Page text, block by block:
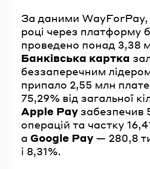
За даними WayForPay,
році через платформу
проведено понад 3,38
Банківська картка
беззаперечним
припало 2,55 млн
75,29% від загальної
Apple Pay забезпечив
операцій та частку
а Google Pay — 280,8
і 8,31%.